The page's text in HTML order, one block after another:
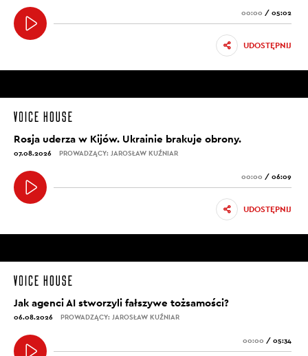
00:00 / 05:02
UDOSTĘPNIJ
Rosja uderza w Kijów. Ukrainie brakuje obrony.
07.08.2026 PROWADZĄCY: JAROSŁAW KUŹNIAR
00:00 / 06:09
UDOSTĘPNIJ
Jak agenci AI stworzyli fałszywe tożsamości?
06.08.2026 PROWADZĄCY: JAROSŁAW KUŹNIAR
00:00 / 05:34